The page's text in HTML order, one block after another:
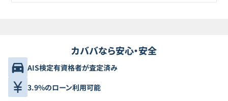
カババなら安心・安全
AIS検定有資格者が査定済み
3.9%のローン利用可能